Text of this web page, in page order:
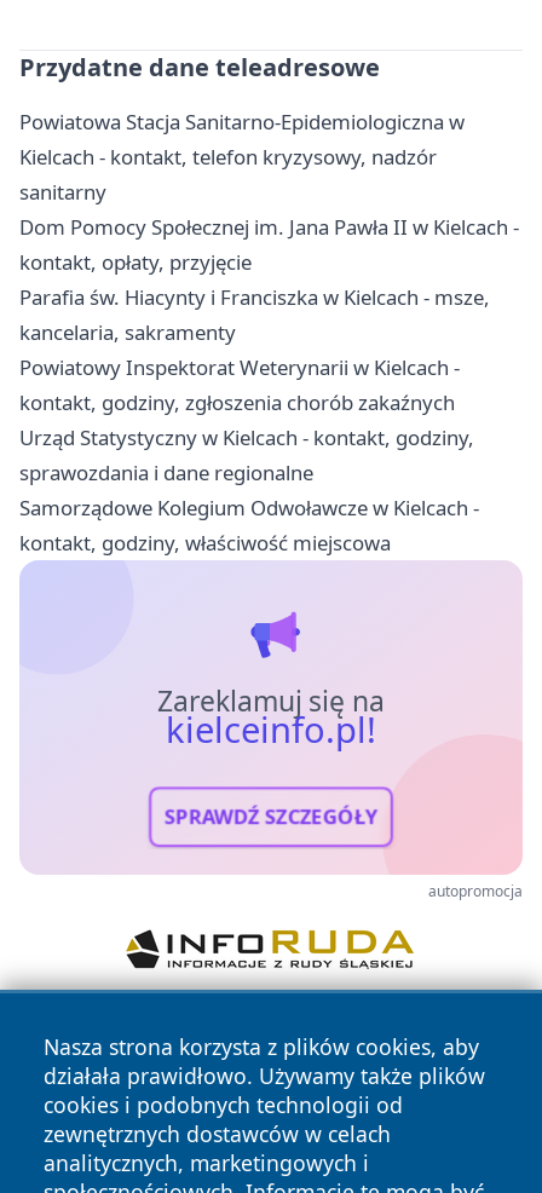
Przydatne dane teleadresowe
Powiatowa Stacja Sanitarno-Epidemiologiczna w
Kielcach - kontakt, telefon kryzysowy, nadzór
sanitarny
Dom Pomocy Społecznej im. Jana Pawła II w Kielcach -
kontakt, opłaty, przyjęcie
Parafia św. Hiacynty i Franciszka w Kielcach - msze,
kancelaria, sakramenty
Powiatowy Inspektorat Weterynarii w Kielcach -
kontakt, godziny, zgłoszenia chorób zakaźnych
Urząd Statystyczny w Kielcach - kontakt, godziny,
sprawozdania i dane regionalne
Samorządowe Kolegium Odwoławcze w Kielcach -
kontakt, godziny, właściwość miejscowa
Zareklamuj się na
kielceinfo.pl!
SPRAWDŹ SZCZEGÓŁY
autopromocja
Nasza strona korzysta z plików cookies, aby
działała prawidłowo. Używamy także plików
cookies i podobnych technologii od
zewnętrznych dostawców w celach
analitycznych, marketingowych i
Copyright © 2026 kielceinfo.pl Wszystkie prawa zastrzeżone.